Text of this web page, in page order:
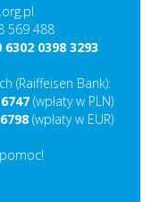
569 488
6302 0398 3293
(Raiffeisen Bank):
(wpłaty w PLN)
(wpłaty w EUR)